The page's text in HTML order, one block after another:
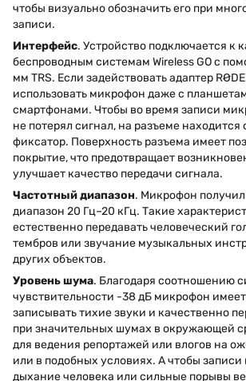
чтобы визуально обозначить его при
записи.
Интерфейс. Устройство подключается к
беспроводным системам Wireless GO с
мм TRS. Если задействовать адаптер
использовать микрофон даже с
смартфонами. Чтобы во время записи
не потерял сигнал, на разъеме
фиксатор. Поверхность разъема имеет
покрытие, что предотвращает
улучшает качество передачи сигнала.
Частотный диапазон. Микрофон
диапазон 20 Гц–20 кГц. Такие
естественно передавать человеческий
тембров или звучание музыкальных
других объектов.
Уровень шума. Благодаря соотношению
чувствительности -38 дБ микрофон
записывать тихие звуки и качественно
при значительных шумах в окружающей
для ведения репортажей или влогов на
или в подобных условиях. А чтобы
дыхание человека или сильные порывы